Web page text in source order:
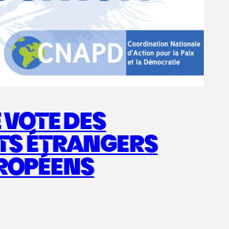
DES
ÉTRANGERS